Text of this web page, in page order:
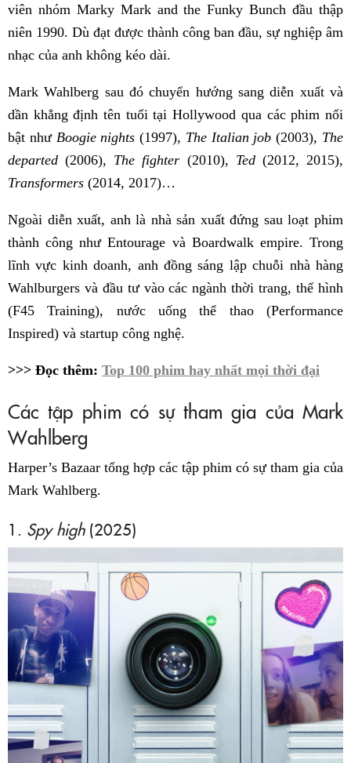
viên nhóm Marky Mark and the Funky Bunch đầu thập
niên 1990. Dù đạt được thành công ban đầu, sự nghiệp âm
nhạc của anh không kéo dài.
Mark Wahlberg sau đó chuyển hướng sang diễn xuất và
dần khẳng định tên tuổi tại Hollywood qua các phim nổi
bật như Boogie nights (1997), The Italian job (2003), The
departed (2006), The fighter (2010), Ted(2012, 2015),
Transformers (2014, 2017)…
Ngoài diễn xuất, anh là nhà sản xuất đứng sau loạt phim
thành công như Entourage và Boardwalk empire. Trong
lĩnh vực kinh doanh, anh đồng sáng lập chuỗi nhà hàng
Wahlburgers và đầu tư vào các ngành thời trang, thể hình
(F45 Training), nước uống thể thao (Performance
Inspired) và startup công nghệ.
>>> Đọc thêm: Top 100 phim hay nhất mọi thời đại
Các tập phim có sự tham gia của Mark
Wahlberg
Harper’s Bazaar tổng hợp các tập phim có sự tham gia của
Mark Wahlberg.
1. Spy high(2025)